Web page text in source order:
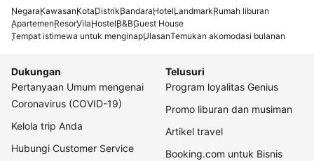
NegaraKawasanKotaDistrikBandaraHotelLandmarkRumah liburan
ApartemenResorVilaHostelB&BGuest House
Tempat istimewa untuk menginapUlasanTemukan akomodasi bulanan
Dukungan
Pertanyaan Umum mengenai
Coronavirus (COVID-19)
Kelola trip Anda
Hubungi Customer Service
Telusuri
Program loyalitas Genius
Promo liburan dan musiman
Artikel travel
Booking.com untuk Bisnis